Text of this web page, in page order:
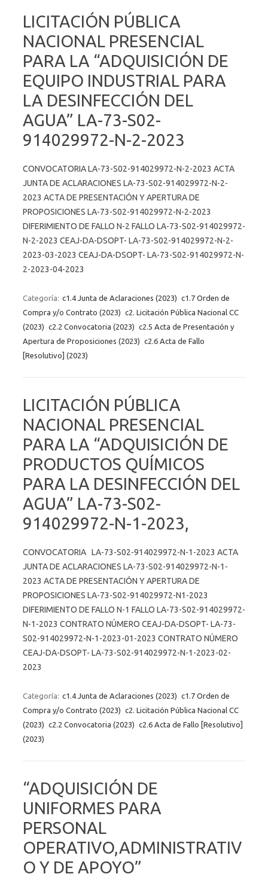
LICITACIÓN PÚBLICA
NACIONAL PRESENCIAL
PARA LA “ADQUISICIÓN DE
EQUIPO INDUSTRIAL PARA
LA DESINFECCIÓN DEL
AGUA” LA-73-S02-
914029972-N-2-2023
CONVOCATORIA LA-73-S02-914029972-N-2-2023 ACTA
JUNTA DE ACLARACIONES LA-73-S02-914029972-N-2-
2023 ACTA DE PRESENTACIÓN Y APERTURA DE
PROPOSICIONES LA-73-S02-914029972-N-2-2023
DIFERIMIENTO DE FALLO N-2 FALLO LA-73-S02-914029972-
N-2-2023 CEAJ-DA-DSOPT- LA-73-S02-914029972-N-2-
2023-03-2023 CEAJ-DA-DSOPT- LA-73-S02-914029972-N-
2-2023-04-2023
Categoría: c1.4 Junta de Aclaraciones (2023) c1.7 Orden de
Compra y/o Contrato (2023) c2. Licitación Pública Nacional CC
(2023) c2.2 Convocatoria (2023) c2.5 Acta de Presentación y
Apertura de Proposiciones (2023) c2.6 Acta de Fallo
[Resolutivo] (2023)
LICITACIÓN PÚBLICA
NACIONAL PRESENCIAL
PARA LA “ADQUISICIÓN DE
PRODUCTOS QUÍMICOS
PARA LA DESINFECCIÓN DEL
AGUA” LA-73-S02-
914029972-N-1-2023,
CONVOCATORIA LA-73-S02-914029972-N-1-2023 ACTA
JUNTA DE ACLARACIONES LA-73-S02-914029972-N-1-
2023 ACTA DE PRESENTACIÓN Y APERTURA DE
PROPOSICIONES LA-73-S02-914029972-N1-2023
DIFERIMIENTO DE FALLO N-1 FALLO LA-73-S02-914029972-
N-1-2023 CONTRATO NÚMERO CEAJ-DA-DSOPT- LA-73-
S02-914029972-N-1-2023-01-2023 CONTRATO NÚMERO
CEAJ-DA-DSOPT- LA-73-S02-914029972-N-1-2023-02-
2023
Categoría: c1.4 Junta de Aclaraciones (2023) c1.7 Orden de
Compra y/o Contrato (2023) c2. Licitación Pública Nacional CC
(2023) c2.2 Convocatoria (2023) c2.6 Acta de Fallo [Resolutivo]
(2023)
“ADQUISICIÓN DE
UNIFORMES PARA
PERSONAL
OPERATIVO,ADMINISTRATIV
O Y DE APOYO”